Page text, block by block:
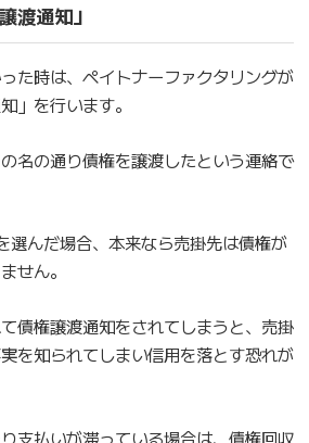
渡通知」
た時は、ペイトナーファクタリングが
」を行います。
名の通り債権を譲渡したという連絡で
選んだ場合、本来なら売掛先は債権が
せん。
債権譲渡通知をされてしまうと、売掛
を知られてしまい信用を落とす恐れが
支払いが滞っている場合は、債権回収